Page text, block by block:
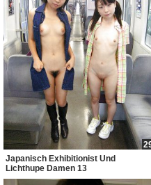
Japanisch Exhibitionist Und
Lichthupe Damen 13